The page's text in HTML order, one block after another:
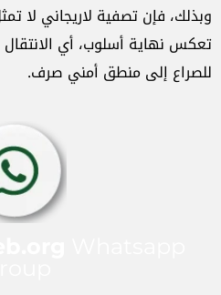
وبذلك، فإن تصفية لاريجاني لا
تعكس نهاية أسلوب، أي
للصراع إلى منطق أمني صرف.